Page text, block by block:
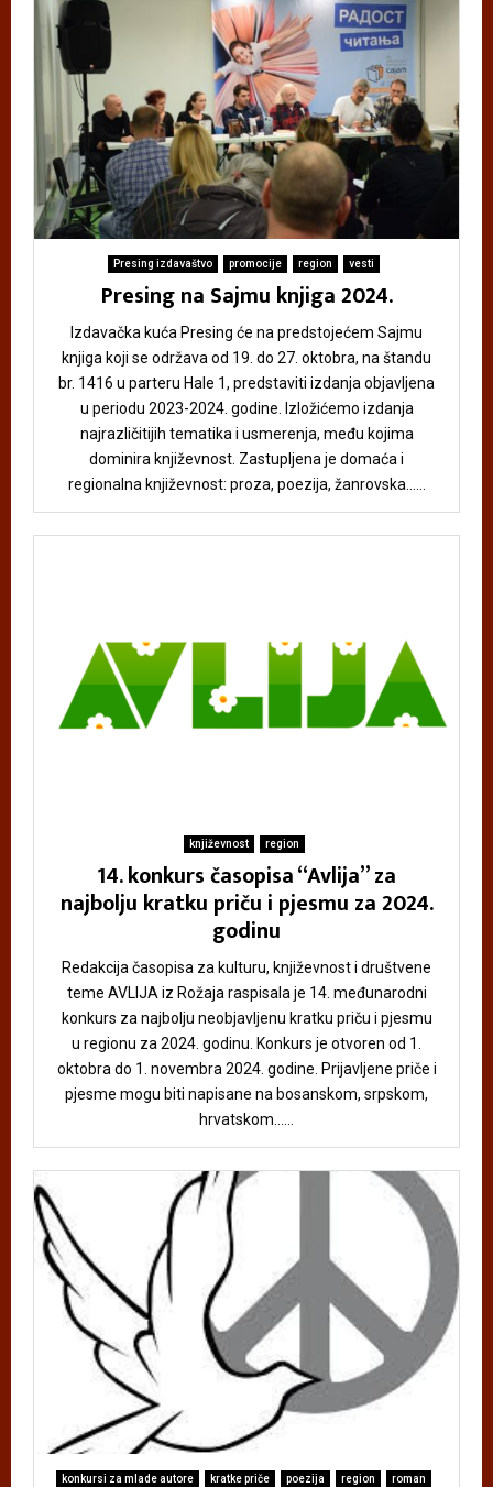
Presing izdavaštvo promocije region vesti
Presing na Sajmu knjiga 2024.
Izdavačka kuća Presing će na predstojećem Sajmu
knjiga koji se održava od 19. do 27. oktobra, na štandu
br. 1416 u parteru Hale 1, predstaviti izdanja objavljena
u periodu 2023-2024. godine. Izložićemo izdanja
najrazličitijih tematika i usmerenja, među kojima
dominira književnost. Zastupljena je domaća i
regionalna književnost: proza, poezija, žanrovska......
književnost region
14. konkurs časopisa “Avlija” za
najbolju kratku priču i pjesmu za 2024.
godinu
Redakcija časopisa za kulturu, književnost i društvene
teme AVLIJA iz Rožaja raspisala je 14. međunarodni
konkurs za najbolju neobjavljenu kratku priču i pjesmu
u regionu za 2024. godinu. Konkurs je otvoren od 1.
oktobra do 1. novembra 2024. godine. Prijavljene priče i
pjesme mogu biti napisane na bosanskom, srpskom,
hrvatskom......
konkursi za mlade autore kratke priče poezija region roman